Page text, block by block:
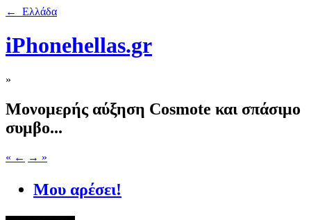
← Ελλάδα
iPhonehellas.gr
»
Μονομερής αύξηση Cosmote και σπάσιμο
συμβο...
« ← → »
Μου αρέσει!